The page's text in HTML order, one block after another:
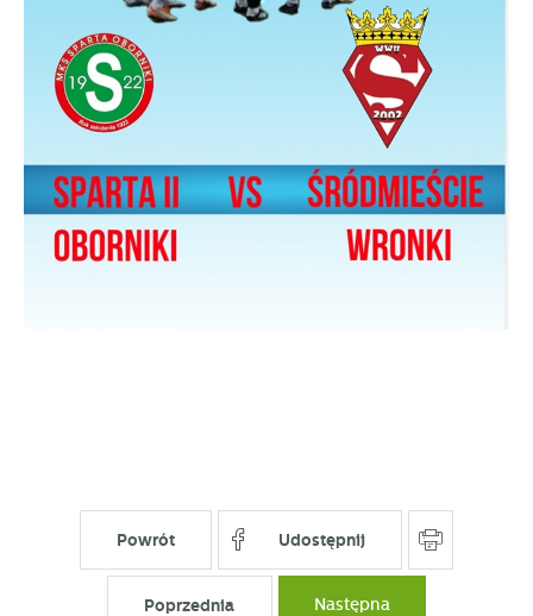
Powrót Udostępnij
Poprzednia Następna
pośredników prezentujących nasze treści w postaci
wiadomości, ofert, komunikatów mediów
społecznościowych.